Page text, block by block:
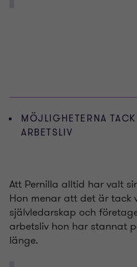
MÖJLIGHETERNA
ARBETSLIV
Att Pernilla alltid har valt
Hon menar att det är tack
självledarskap och
arbetsliv hon har stannat
länge.